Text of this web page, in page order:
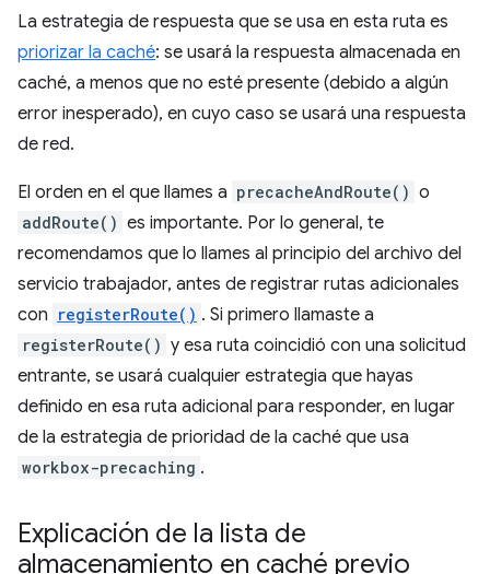
La estrategia de respuesta que se usa en esta ruta es
priorizar la caché: se usará la respuesta almacenada en
caché, a menos que no esté presente (debido a algún
error inesperado), en cuyo caso se usará una respuesta
de red.
El orden en el que llames a precacheAndRoute() o
addRoute() es importante. Por lo general, te
recomendamos que lo llames al principio del archivo del
servicio trabajador, antes de registrar rutas adicionales
con registerRoute() . Si primero llamaste a
registerRoute() y esa ruta coincidió con una solicitud
entrante, se usará cualquier estrategia que hayas
definido en esa ruta adicional para responder, en lugar
de la estrategia de prioridad de la caché que usa
workbox-precaching .
Explicación de la lista de
almacenamiento en caché previo